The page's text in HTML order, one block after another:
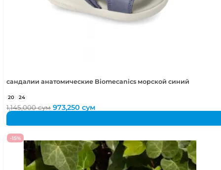
сандалии анатомические Biomecanics морской синий
20 24
1,145,000сум Первоначальная
цена
1,145,000 сум.
973,250сум
цена:
-15%